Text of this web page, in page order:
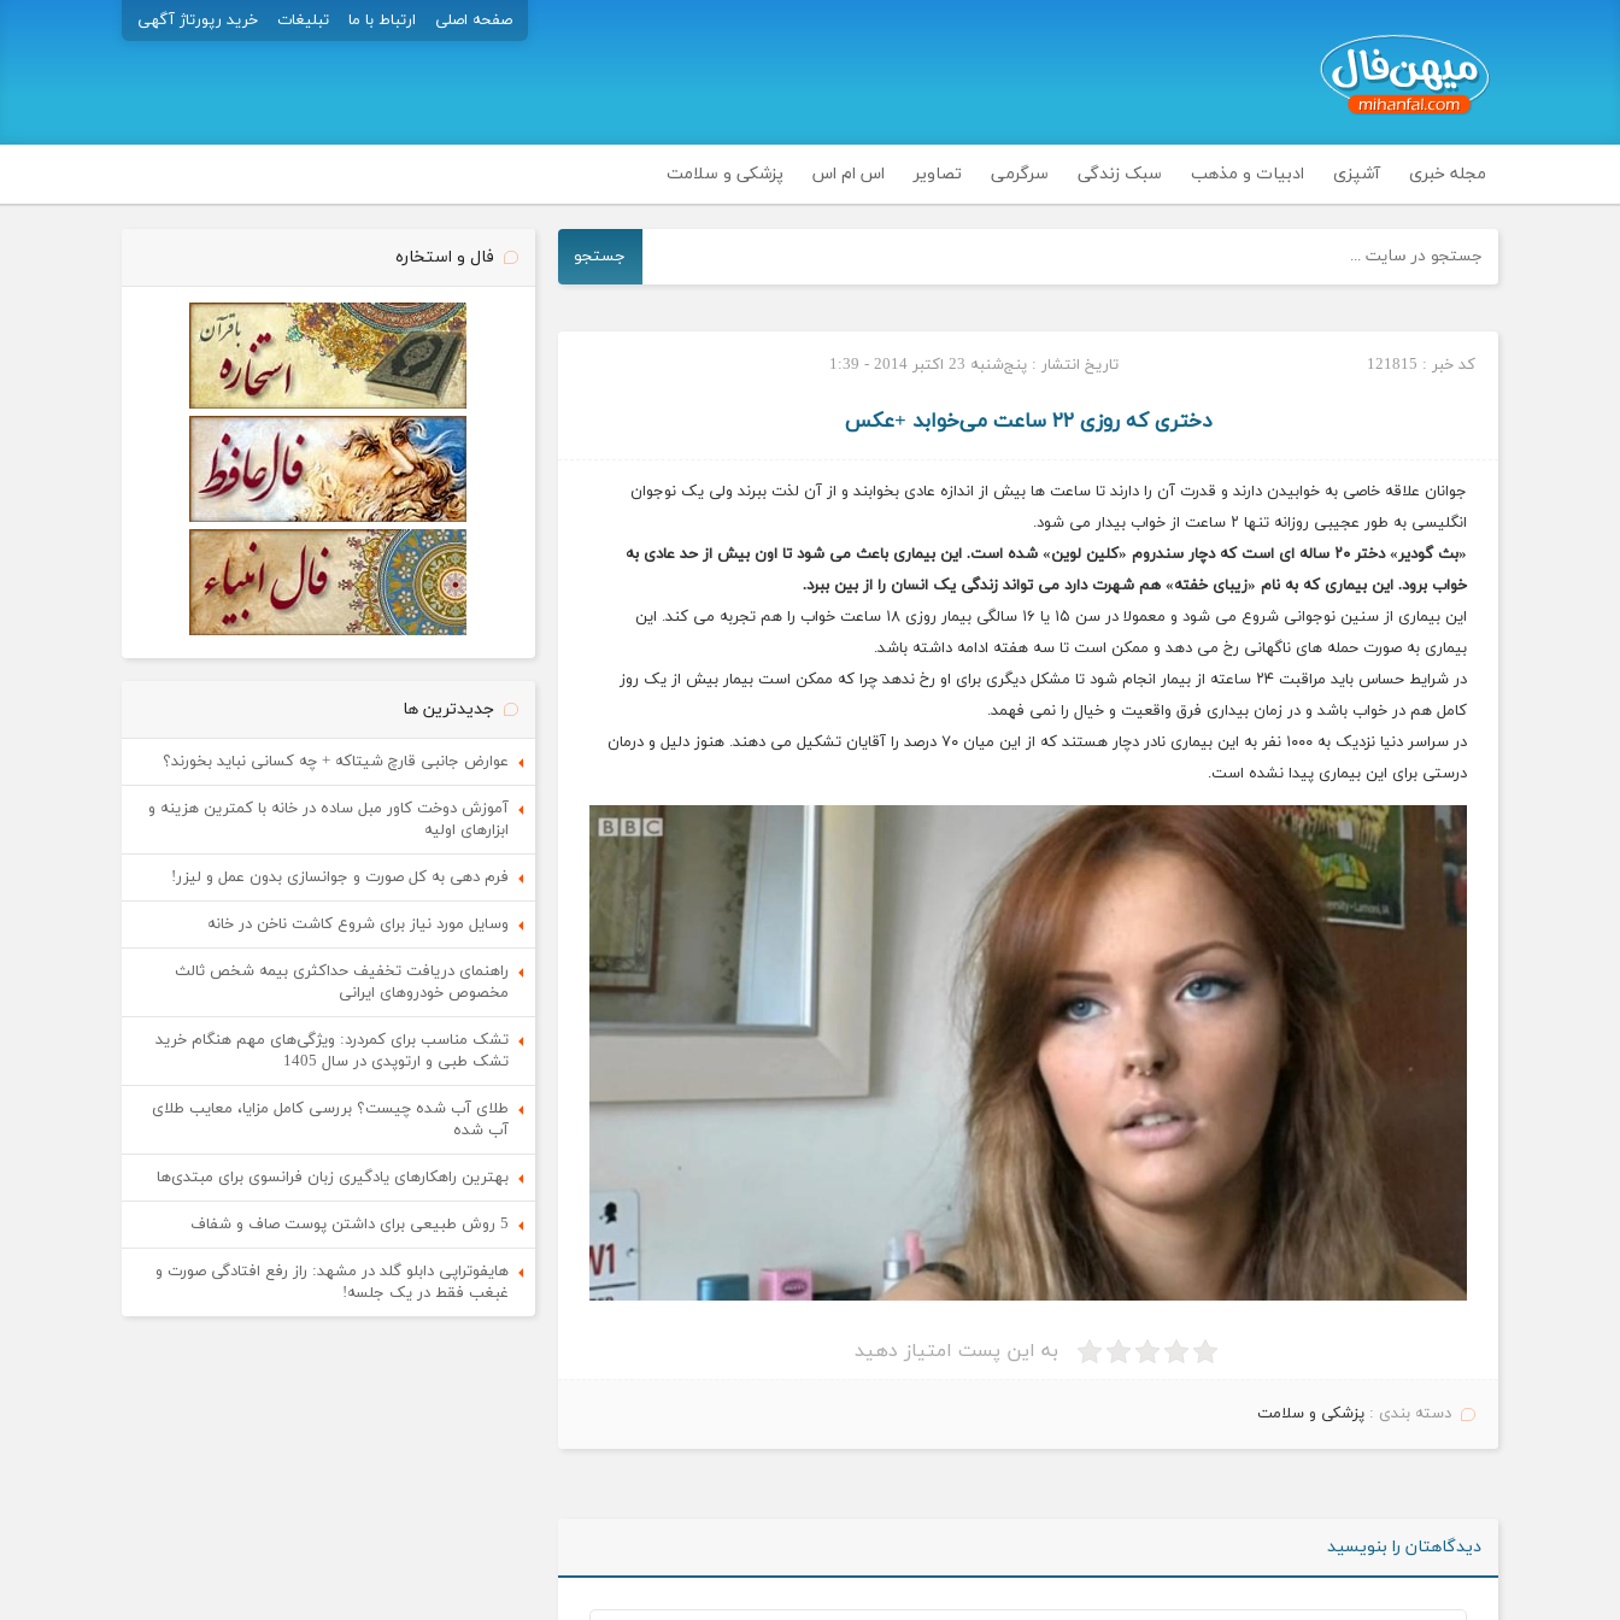
صفحه اصلی ارتباط با ما تبلیغات خرید رپورتاژ آگهی
مجله خبری آشپزی ادبیات و مذهب سبک زندگی سرگرمی تصاویر اس ام اس پزشکی و سلامت
جستجو
کد خبر : 121815 تاریخ انتشار : پنج‌شنبه 23 اکتبر 2014 - 1:39
دختری که روزی ۲۲ ساعت می‌خوابد +عکس
جوانان علاقه خاصی به خوابیدن دارند و قدرت آن را دارند تا ساعت ها بیش از اندازه عادی بخوابند و از آن لذت ببرند ولی یک نوجوان
انگلیسی به طور عجیبی روزانه تنها ۲ ساعت از خواب بیدار می شود.
«بث گودیر» دختر ۲۰ ساله ای است که دچار سندروم «کلین لوین» شده است. این بیماری باعث می شود تا اون بیش از حد عادی به
خواب برود. این بیماری که به نام «زیبای خفته» هم شهرت دارد می تواند زندگی یک انسان را از بین ببرد.
این بیماری از سنین نوجوانی شروع می شود و معمولا در سن ۱۵ یا ۱۶ سالگی بیمار روزی ۱۸ ساعت خواب را هم تجربه می کند. این
بیماری به صورت حمله های ناگهانی رخ می دهد و ممکن است تا سه هفته ادامه داشته باشد.
در شرایط حساس باید مراقبت ۲۴ ساعته از بیمار انجام شود تا مشکل دیگری برای او رخ ندهد چرا که ممکن است بیمار بیش از یک روز
کامل هم در خواب باشد و در زمان بیداری فرق واقعیت و خیال را نمی فهمد.
در سراسر دنیا نزدیک به ۱۰۰۰ نفر به این بیماری نادر دچار هستند که از این میان ۷۰ درصد را آقایان تشکیل می دهند. هنوز دلیل و درمان
درستی برای این بیماری پیدا نشده است.
به این پست امتیاز دهید
دسته بندی :پزشکی و سلامت
دیدگاهتان را بنویسید
فال و استخاره
جدیدترین ها
عوارض جانبی قارچ شیتاکه + چه کسانی نباید بخورند؟
آموزش دوخت کاور مبل ساده در خانه با کمترین هزینه و
ابزارهای اولیه
فرم دهی به کل صورت و جوانسازی بدون عمل و لیزر!
وسایل مورد نیاز برای شروع کاشت ناخن در خانه
راهنمای دریافت تخفیف حداکثری بیمه شخص ثالث
مخصوص خودروهای ایرانی
تشک مناسب برای کمردرد: ویژگی‌های مهم هنگام خرید
تشک طبی و ارتوپدی در سال 1405
طلای آب شده چیست؟ بررسی کامل مزایا، معایب طلای
آب شده
بهترین راهکارهای یادگیری زبان فرانسوی برای مبتدی‌ها
5 روش طبیعی برای داشتن پوست صاف و شفاف
هایفوتراپی دابلو گلد در مشهد: راز رفع افتادگی صورت و
غبغب فقط در یک جلسه!